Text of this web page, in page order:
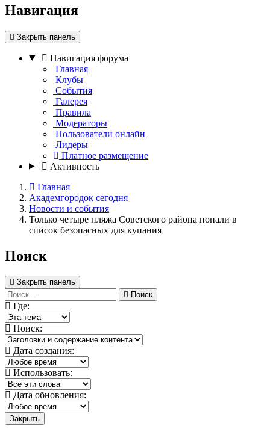
Навигация
Закрыть панель
Навигация форума
Главная
Клубы
События
Галерея
Правила
Модераторы
Пользователи онлайн
Лидеры
Платное размещение
Активность
Главная
Академгородок сегодня
Новости и события
Только четыре пляжа Советского района попали в
список безопасных для купания
Поиск
Закрыть панель
Поиск
Где:
Поиск:
Дата создания:
Использовать:
Дата обновления:
Закрыть